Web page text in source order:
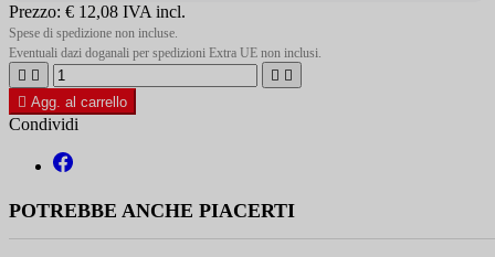
Prezzo: € 12,08 IVA incl.
Spese di spedizione non incluse.
Eventuali dazi doganali per spedizioni Extra UE non inclusi.
   
 Agg. al carrello
Condividi
POTREBBE ANCHE PIACERTI